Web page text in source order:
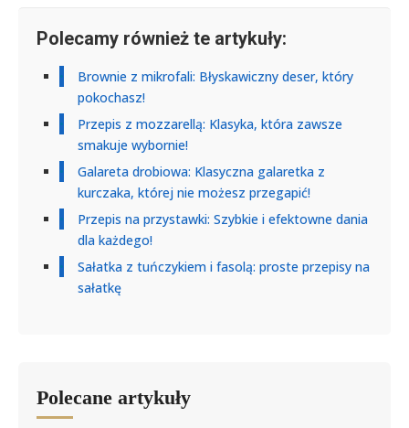
Polecamy również te artykuły:
Brownie z mikrofali: Błyskawiczny deser, który
pokochasz!
Przepis z mozzarellą: Klasyka, która zawsze
smakuje wybornie!
Galareta drobiowa: Klasyczna galaretka z
kurczaka, której nie możesz przegapić!
Przepis na przystawki: Szybkie i efektowne dania
dla każdego!
Sałatka z tuńczykiem i fasolą: proste przepisy na
sałatkę
Polecane artykuły